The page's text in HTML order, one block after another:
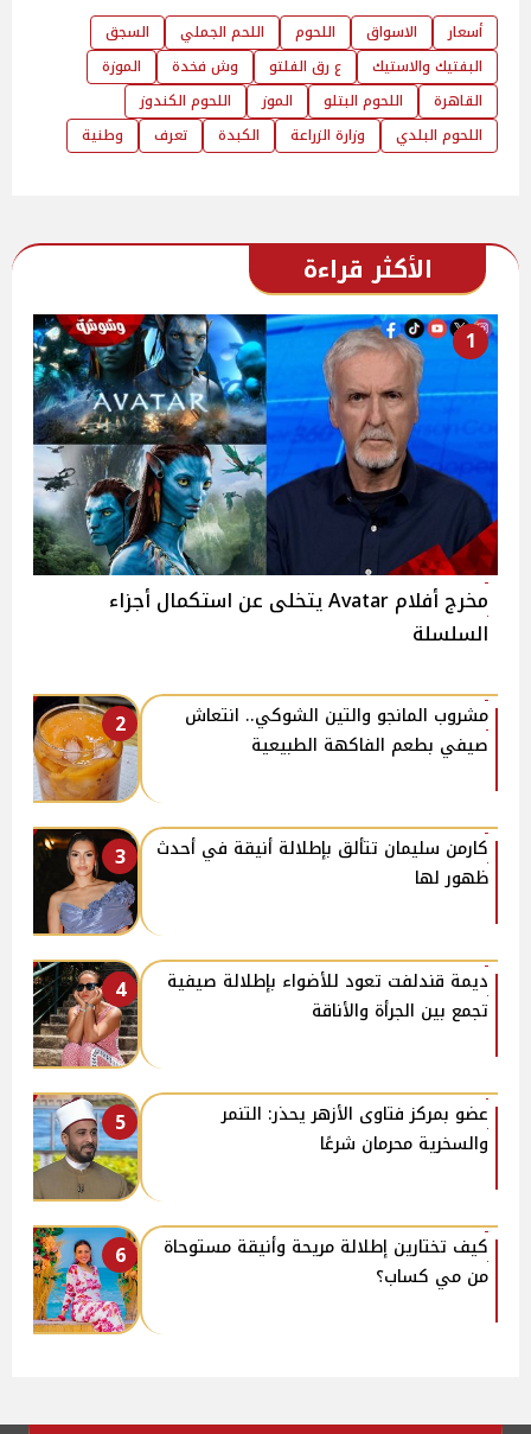
أسعار الاسواق اللحوم اللحم الجملي
السجق
البفتيك والاستيك
ع رق الفلتو وش فخدة
الموزة
القاهرة
اللحوم البتلو الموز
اللحوم الكندوز
اللحوم البلدي
وزارة الزراعة الكبدة تعرف وطنية
الأكثر قراءة
1
مخرج أفلام Avatar يتخلى عن استكمال أجزاء
السلسلة
2
مشروب المانجو والتين الشوكي.. انتعاش
صيفي بطعم الفاكهة الطبيعية
3
كارمن سليمان تتألق بإطلالة أنيقة في أحدث
ظهور لها
4
ديمة قندلفت تعود للأضواء بإطلالة صيفية
تجمع بين الجرأة والأناقة
5
عضو بمركز فتاوى الأزهر يحذر: التنمر
والسخرية محرمان شرعًا
6
كيف تختارين إطلالة مريحة وأنيقة مستوحاة
من مي كساب؟